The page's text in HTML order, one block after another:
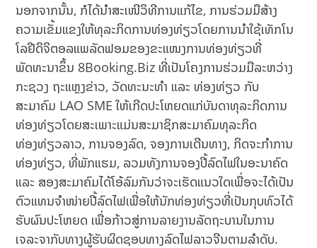
ນອກຈາກນັ້ນ, ກໍໄດ້ນໍາສະເໜີວິທີການແກ້ໄຂ, ການຮ່ວມມືສ້າງ
ຄວາມເຂັ້ມແຂງໃຫ້ທຸລະກິດການທ່ອງທ່ຽວໂດຍການນໍາໃຊ້ເທັກໂນ
ໂລຢີດິຈິຕອລແພລັດຟອມຂອງຂະແໜງການທ່ອງທ່ຽວທີ່
ພັດທະນາຂຶ້ນ 8Booking.Biz ທີ່ເປັນໂຄງການຮ່ວມມືລະຫວ່າງ
ກະຊວງ ຖະແຫຼງຂ່າວ, ວັດທະນະທຳ ແລະ ທ່ອງທ່ຽວ ກັບ
ສະມາຄົມ LAO SME ໃຫ້ເກີດປະໂຫຍດແກ່ບັນດາທຸລະກິດການ
ທ່ອງທ່ຽວໂດຍສະເພາະແມ່ນສະມາຊິກສະມາຄົມທຸລະກິດ
ທ່ອງທ່ຽວລາວ, ການຈອງລົດ, ຈອງການເດີນທາງ, ກິດຈະກຳການ
ທ່ອງທ່ຽວ, ທີ່ພັກແຮມ, ລວມທັງການຈອງປີ້ລົດໄຟໃນອະນາຄົດ
ແລະ ສອງສະມາຄົມໄດ້ໂອ້ລົມກັນວ່າຈະເຮັດແນວໃດເພື່ອຈະໄດ້ເປັນ
ຕົວແທນຈໍາໜ່າຍປີ້ລົດໄຟເພື່ອໃຫ້ນັກທ່ອງທ່ຽວທີ່ເປັນກຸບທົວໄດ້
ຮັບຜົນປະໂຫຍດ ເພື່ອກ້າວສູ່ການລາຍງານລັດຖະບານໃນການ
ເຈລະຈາກັບທາງຜູ້ຮັບຜິດຊອບທາງລົດໄຟລາວຈີນຕາມລໍາດັບ.